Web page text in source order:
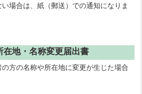
場合は、紙（郵送）での通知になりま
在地・名称変更届出書
方の名称や所在地に変更が生じた場合